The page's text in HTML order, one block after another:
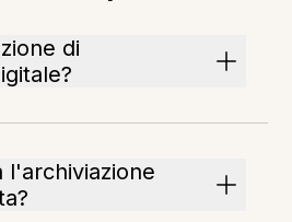
di
l'archiviazione